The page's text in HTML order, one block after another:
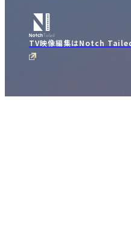
TV映像編集はNotch